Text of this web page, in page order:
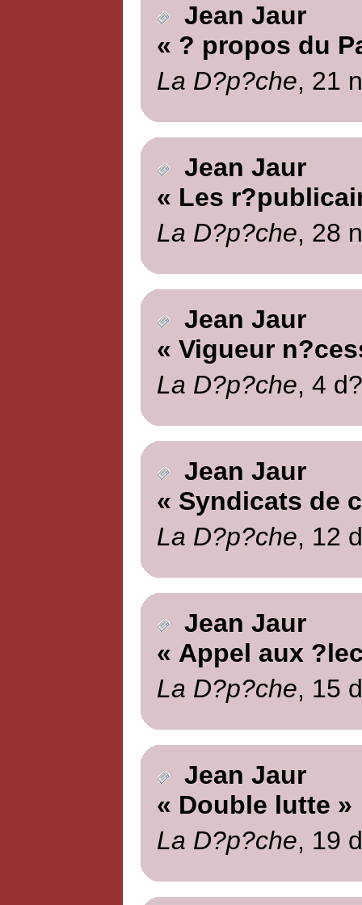
Jean Jaur
« ? propos du
La D?p?che, 21
Jean Jaur
« Les
La D?p?che, 28
Jean Jaur
« Vigueur
La D?p?che, 4
Jean Jaur
« Syndicats de
La D?p?che, 12
Jean Jaur
« Appel aux
La D?p?che, 15
Jean Jaur
« Double lutte »
La D?p?che, 19